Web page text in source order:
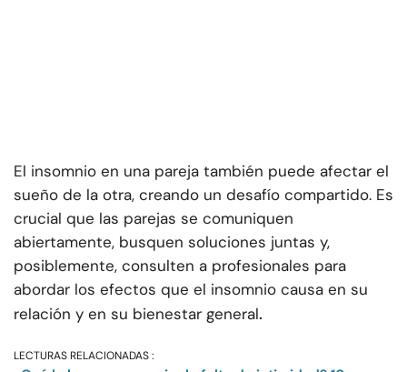
El insomnio en una pareja también puede afectar el
sueño de la otra, creando un desafío compartido. Es
crucial que las parejas se comuniquen
abiertamente, busquen soluciones juntas y,
posiblemente, consulten a profesionales para
abordar los efectos que el insomnio causa en su
relación y en su bienestar general.
LECTURAS RELACIONADAS :